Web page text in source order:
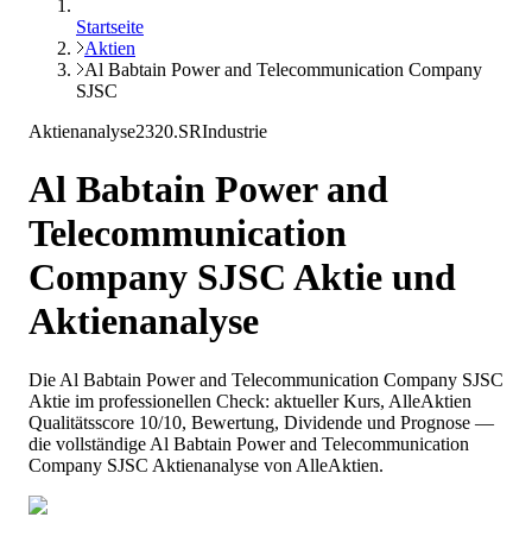
Startseite
Aktien
Al Babtain Power and Telecommunication Company
SJSC
Aktienanalyse2320.SRIndustrie
Al Babtain Power and
Telecommunication
Company SJSC Aktie und
Aktienanalyse
Die Al Babtain Power and Telecommunication Company SJSC
Aktie im professionellen Check: aktueller Kurs, AlleAktien
Qualitätsscore 10/10, Bewertung, Dividende und Prognose —
die vollständige Al Babtain Power and Telecommunication
Company SJSC Aktienanalyse von AlleAktien.